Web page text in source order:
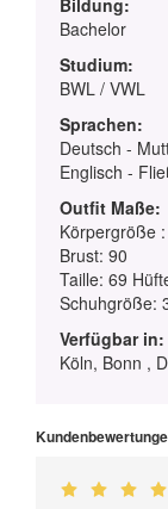
Bachelor
Studium:
BWL / VWL
Sprachen:
Deutsch -
Englisch -
Outfit Maße:
Körpergröße
Brust: 90
Taille: 69
Schuhgröße:
Verfügbar in:
Köln, Bonn ,